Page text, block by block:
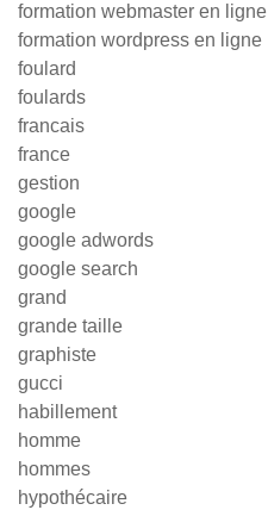
formation webmaster en ligne
formation wordpress en ligne
foulard
foulards
francais
france
gestion
google
google adwords
google search
grand
grande taille
graphiste
gucci
habillement
homme
hommes
hypothécaire